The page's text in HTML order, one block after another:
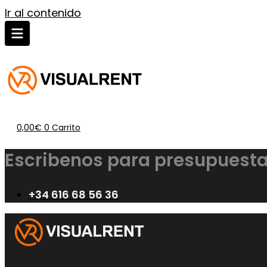
Ir al contenido
0,00€ 0 Carrito
Escribenos para
+34 616 68 56 36